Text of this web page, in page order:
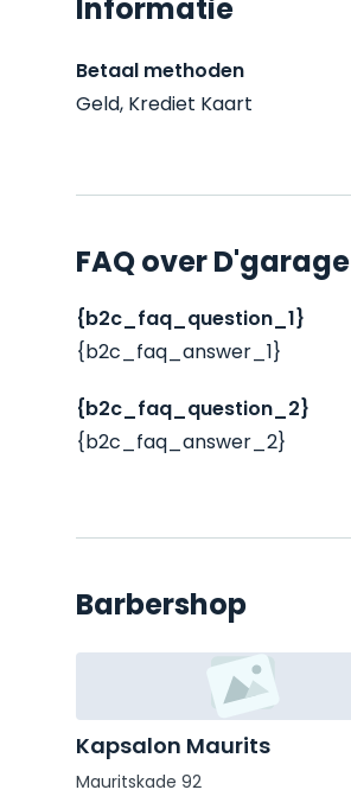
Informatie
Betaal methoden
Geld, Krediet Kaart
FAQ over D'garage
{b2c_faq_question_1}
{b2c_faq_answer_1}
{b2c_faq_question_2}
{b2c_faq_answer_2}
Barbershop
Kapsalon Maurits
Mauritskade 92